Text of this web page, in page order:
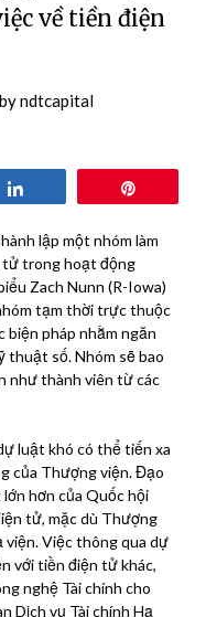
về tiền điện
byndtcapital
lập một nhóm làm
tử trong hoạt động
Zach Nunn (R-Iowa)
tạm thời trực thuộc
biện pháp nhằm ngăn
thuật số. Nhóm sẽ bao
như thành viên từ các
luật khó có thể tiến xa
của Thượng viện. Đạo
hơn của Quốc hội
tử, mặc dù Thượng
viện. Việc thông qua dự
với tiền điện tử khác,
nghệ Tài chính cho
Dịch vụ Tài chính Hạ